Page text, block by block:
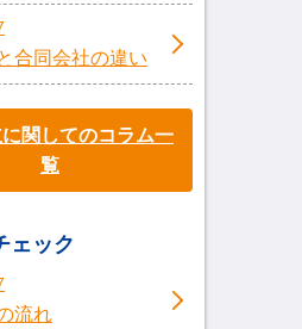
合同会社の違い
関してのコラム一
覧
ェック
流れ